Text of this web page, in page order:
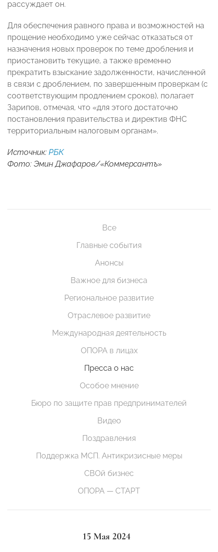
рассуждает он.
Для обеспечения равного права и возможностей на
прощение необходимо уже сейчас отказаться от
назначения новых проверок по теме дробления и
приостановить текущие, а также временно
прекратить взыскание задолженности, начисленной
в связи с дроблением, по завершенным проверкам (с
соответствующим продлением сроков), полагает
Зарипов, отмечая, что «для этого достаточно
постановления правительства и директив ФНС
территориальным налоговым органам».
Источник: РБК
Фото: Эмин Джафаров/«Коммерсантъ»
Все
Главные события
Анонсы
Важное для бизнеса
Региональное развитие
Отраслевое развитие
Международная деятельность
ОПОРА в лицах
Пресса о нас
Особое мнение
Бюро по защите прав предпринимателей
Видео
Поздравления
Поддержка МСП. Антикризисные меры
СВОй бизнес
ОПОРА — СТАРТ
15 Мая 2024